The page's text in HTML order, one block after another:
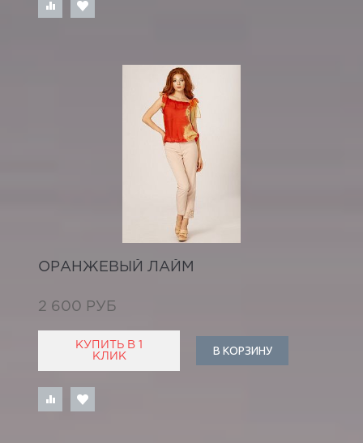
ОРАНЖЕВЫЙ ЛАЙМ
2 600 РУБ
КУПИТЬ В 1
КЛИК
В КОРЗИНУ